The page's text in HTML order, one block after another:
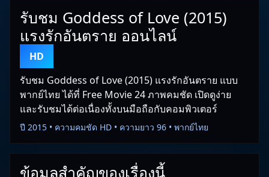
รับชม Goddess of Love (2015)
แรงรักอันตราย ออนไลน์
HD
รับชม Goddess of Love (2015) แรงรักอันตราย แบบ
พากย์ไทย ได้ที่ Free Movie 24 ภาพคมชัด เปิดดูง่าย
และรับชมได้ต่อเนื่องทั้งบนมือถือกับคอมพิวเตอร์
ปี 2015 • ความคมชัด HD • ความยาว 96 • พากย์ไทย
ข้อมูลสำคัญของเรื่องนี้